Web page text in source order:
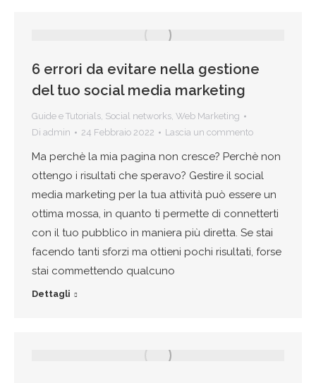
6 errori da evitare nella gestione
del tuo social media marketing
Guide e Tutorials, Social networks, Web Marketing
Di admin 24 Febbraio 2022 Lascia un commento
Ma perchè la mia pagina non cresce? Perchè non
ottengo i risultati che speravo? Gestire il social
media marketing per la tua attività può essere un
ottima mossa, in quanto ti permette di connetterti
con il tuo pubblico in maniera più diretta. Se stai
facendo tanti sforzi ma ottieni pochi risultati, forse
stai commettendo qualcuno
Dettagli